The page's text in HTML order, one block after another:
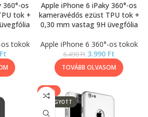
360°-os
tok +
os tokok
Ft
Apple iPhone 6 iPaky 360°-os
kameravédős ezüst TPU tok +
0,30 mm vastag 9H üvegfólia
Apple iPhone 6 360°-os tokok
6.490Ft 3.990 Ft
TOVÁBB OLVASOM
-15%
ELFOGYOTT